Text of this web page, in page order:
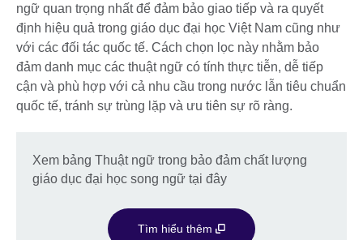
ngữ quan trọng nhất để đảm bảo giao tiếp và ra quyết
định hiệu quả trong giáo dục đại học Việt Nam cũng như
với các đối tác quốc tế. Cách chọn lọc này nhằm bảo
đảm danh mục các thuật ngữ có tính thực tiễn, dễ tiếp
cận và phù hợp với cả nhu cầu trong nước lẫn tiêu chuẩn
quốc tế, tránh sự trùng lặp và ưu tiên sự rõ ràng.
Xem bảng Thuật ngữ trong bảo đảm chất lượng
giáo dục đại học song ngữ tại đây
Tìm hiểu thêm